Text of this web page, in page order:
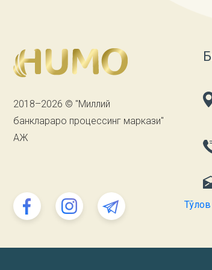
2018–2026 © "Миллий
банклараро процессинг маркази"
АЖ